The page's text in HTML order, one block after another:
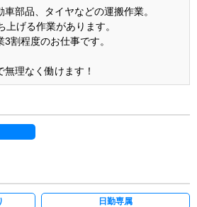
部品、タイヤなどの運搬作業。
げる作業があります。
割程度のお仕事です。
理なく働けます！
日勤専属